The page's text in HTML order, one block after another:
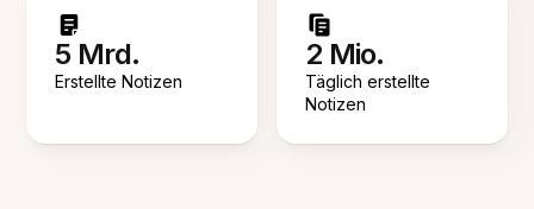
5 Mrd.
Erstellte Notizen
2 Mio.
Täglich erstellte
Notizen